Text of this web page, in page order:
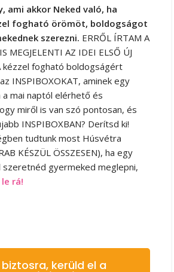
ami akkor Neked való, ha
fogható örömöt, boldogságot
szerezni. ERRŐL ÍRTAM A
MEGJELENTI AZ IDEI ELSŐ ÚJ
kézzel fogható boldogságért
INSPIBOXOKAT, aminek egy
mai naptól elérhető és
miről is van szó pontosan, és
INSPIBOXBAN? Derítsd ki!
tudtunk most Húsvétra
KÉSZÜL ÖSSZESEN), ha egy
szeretnéd gyermeked meglepni,
rá!
biztosra, kerüld el a